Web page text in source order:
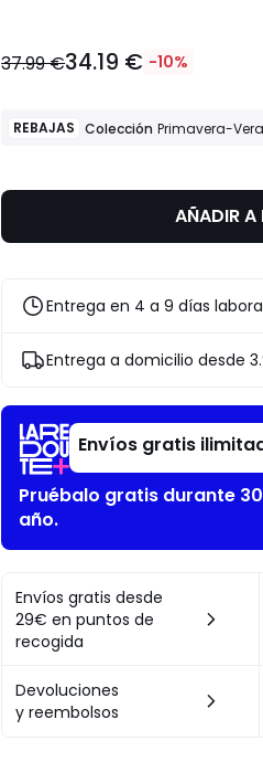
37.99 €34.19 € -10%
REBAJAS Colección Primavera-
AÑADIR A
Entrega en 4 a 9 días
Entrega a domicilio desde
Envíos gratis
Pruébalo gratis durante
año.
Envíos gratis desde
29€ en puntos de
recogida
Devoluciones
y reembolsos